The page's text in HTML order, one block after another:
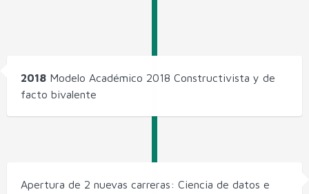
2018 Modelo Académico 2018 Constructivista y de
facto bivalente
Apertura de 2 nuevas carreras: Ciencia de datos e